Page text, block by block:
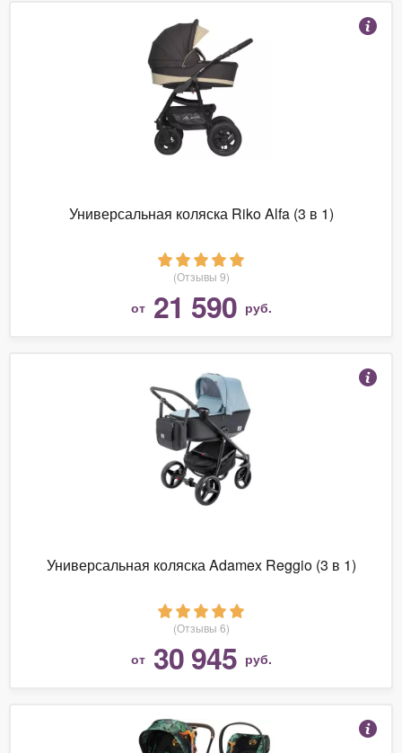
Универсальная коляска Riko Alfa (3 в 1)
(Отзывы 9)
от 21 590 руб.
Универсальная коляска Adamex Reggio (3 в 1)
(Отзывы 6)
от 30 945 руб.